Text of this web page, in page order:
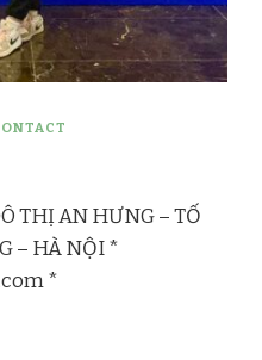
THỊ AN HƯNG – TỐ
– HÀ NỘI *
*